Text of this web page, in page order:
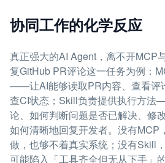
协同工作的化学反应
真正强大的AI Agent，离不开MCP
复GitHub PR评论这一任务为例：
——让AI能够读取PR内容、查看评
查CI状态；Skill负责提供执行方
论、如何判断问题是否已解决、修
如何清晰地回复开发者。没有MCP
做，也够不着真实系统；没有Skill
可能陷入「工具齐全但无从下手」